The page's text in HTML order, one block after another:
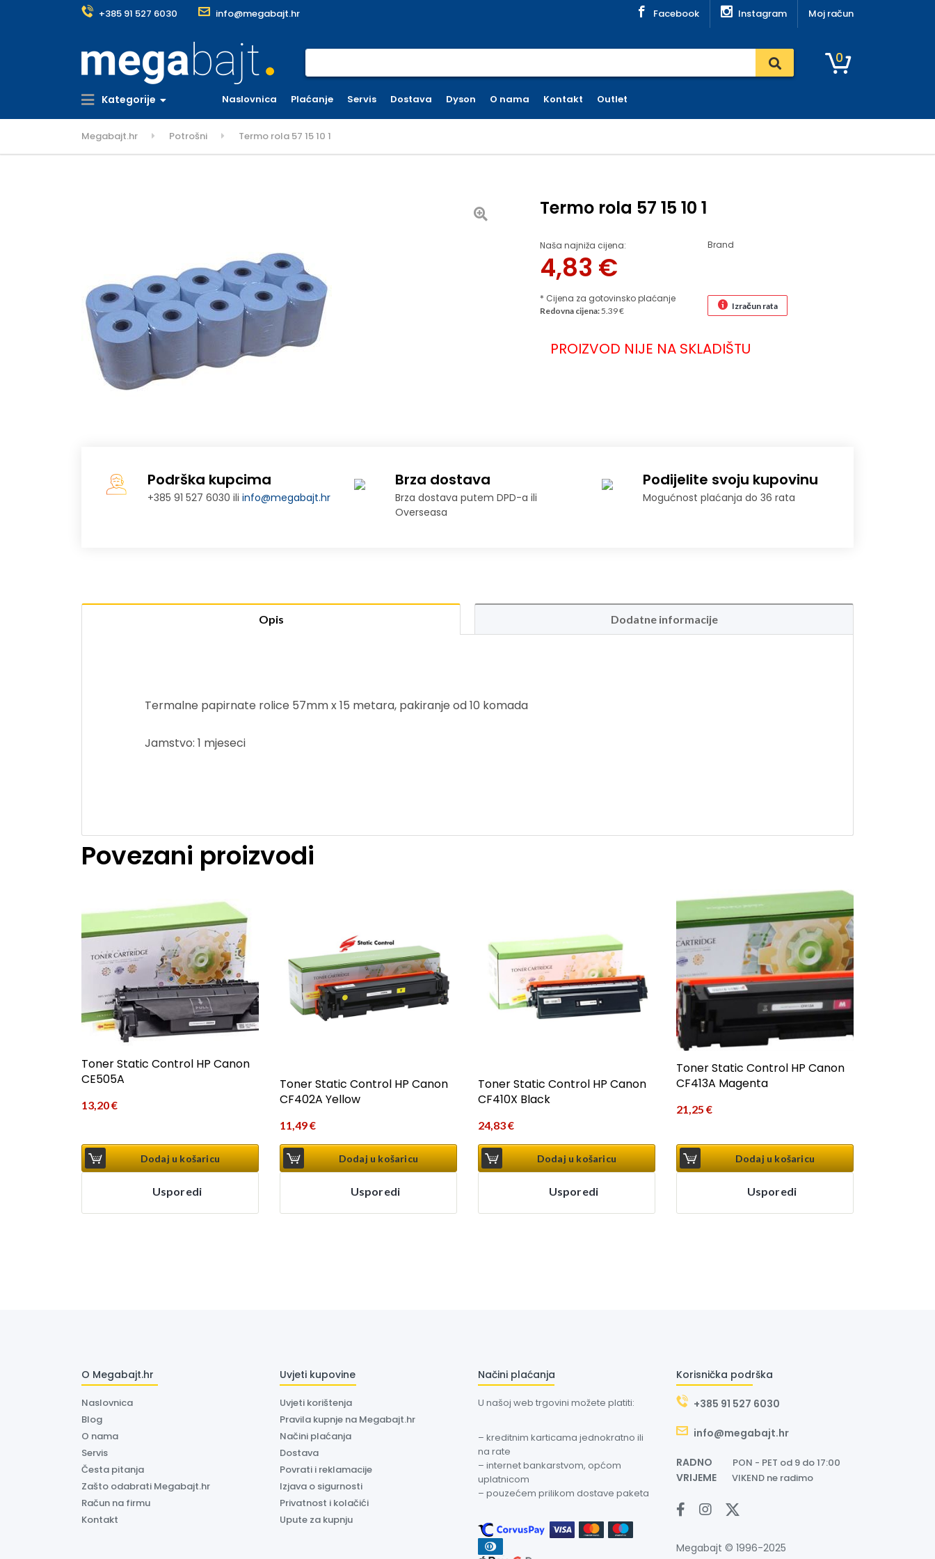
+385 91 527 6030 info@megabajt.hr Facebook Instagram Moj račun
0
Kategorije Naslovnica Plaćanje Servis Dostava Dyson O nama Kontakt Outlet
Megabajt.hr Potrošni Termo rola 57 15 10 1
Termo rola 57 15 10 1
Naša najniža cijena:
4,83 €
* Cijena za gotovinsko plaćanje
Brand
Redovna cijena:5.39 € Izračun rata
PROIZVOD NIJE NA SKLADIŠTU
Podrška kupcima
+385 91 527 6030 iliinfo@megabajt.hr
Brza dostava
Brza dostava putem DPD-a ili
Overseasa
Podijelite svoju kupovinu
Mogućnost plaćanja do 36 rata
Opis Dodatne informacije
Termalne papirnate rolice 57mm x 15 metara, pakiranje od 10 komada
Jamstvo: 1 mjeseci
Povezani proizvodi
Toner Static Control HP Canon
CE505A
13,20€
Dodaj u košaricu
Usporedi
Toner Static Control HP Canon
CF402A Yellow
11,49€
Dodaj u košaricu
Usporedi
Toner Static Control HP Canon
CF410X Black
24,83€
Dodaj u košaricu
Usporedi
Toner Static Control HP Canon
CF413A Magenta
21,25 €
Dodaj u košaricu
Usporedi
O Megabajt.hr
Naslovnica
Blog
O nama
Servis
Česta pitanja
Zašto odabrati Megabajt.hr
Račun na firmu
Kontakt
Uvjeti kupovine
Uvjeti korištenja
Pravila kupnje na Megabajt.hr
Načini plaćanja
Dostava
Povrati i reklamacije
Izjava o sigurnosti
Privatnost i kolačići
Upute za kupnju
Načini plaćanja
U našoj web trgovini možete platiti:
– kreditnim karticama jednokratno ili
na rate
– internet bankarstvom, općom
uplatnicom
– pouzećem prilikom dostave paketa
Korisnička podrška
+385 91 527 6030
info@megabajt.hr
RADNO PON - PET od 9 do 17:00
VRIJEME VIKEND ne radimo
Megabajt © 1996-2025